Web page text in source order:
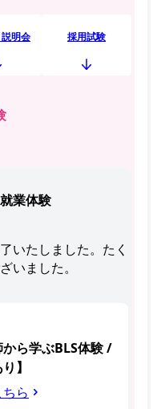
明会 採用試験
業体験
いたしました。たく
いました。
ら学ぶBLS体験 /
】
ら